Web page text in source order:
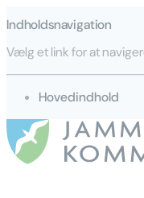
Indholdsnavigation
Vælg et link for at
gå til
Hovedindhold